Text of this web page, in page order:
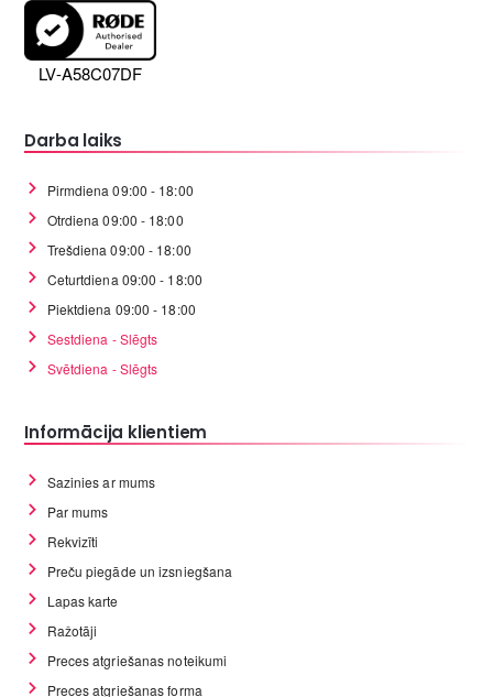
LV-A58C07DF
Darba laiks
Pirmdiena 09:00 - 18:00
Otrdiena 09:00 - 18:00
Trešdiena 09:00 - 18:00
Ceturtdiena 09:00 - 18:00
Piektdiena 09:00 - 18:00
Sestdiena - Slēgts
Svētdiena - Slēgts
Informācija klientiem
Sazinies ar mums
Par mums
Rekvizīti
Preču piegāde un izsniegšana
Lapas karte
Ražotāji
Preces atgriešanas noteikumi
Preces atgriešanas forma